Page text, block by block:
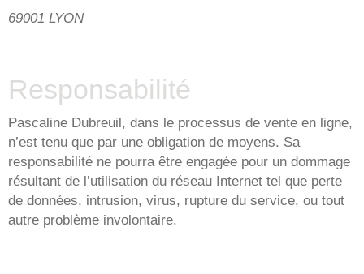
69001 LYON
Responsabilité
Pascaline Dubreuil, dans le processus de vente en ligne,
n’est tenu que par une obligation de moyens. Sa
responsabilité ne pourra être engagée pour un dommage
résultant de l’utilisation du réseau Internet tel que perte
de données, intrusion, virus, rupture du service, ou tout
autre problème involontaire.